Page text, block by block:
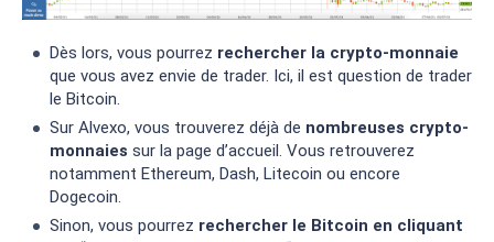
Dès lors, vous pourrez rechercher la crypto-monnaie
que vous avez envie de trader. Ici, il est question de trader
le Bitcoin.
Sur Alvexo, vous trouverez déjà de nombreuses crypto-
monnaies sur la page d’accueil. Vous retrouverez
notamment Ethereum, Dash, Litecoin ou encore
Dogecoin.
Sinon, vous pourrez rechercher le Bitcoin en cliquant